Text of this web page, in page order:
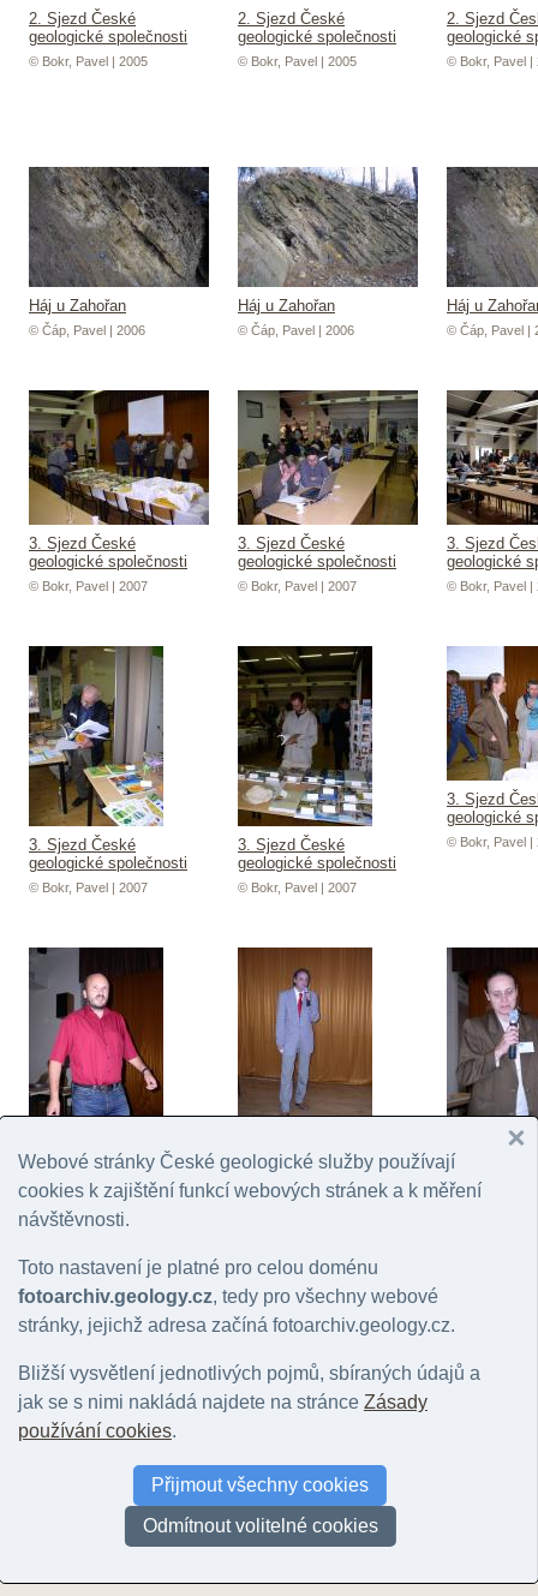
2. Sjezd České
geologické společnosti
© Bokr, Pavel | 2005
2. Sjezd České
geologické společnosti
© Bokr, Pavel | 2005
2. Sjezd
geologické
© Bokr, Pavel |
Háj u Zahořan
© Čáp, Pavel | 2006
Háj u Zahořan
© Čáp, Pavel | 2006
Háj u
© Čáp, Pavel |
3. Sjezd České
geologické společnosti
© Bokr, Pavel | 2007
3. Sjezd České
geologické společnosti
© Bokr, Pavel | 2007
3. Sjezd
geologické
© Bokr, Pavel |
3. Sjezd České
geologické společnosti
© Bokr, Pavel | 2007
3. Sjezd České
geologické společnosti
© Bokr, Pavel | 2007
3. Sjezd
geologické
© Bokr, Pavel |
geologické společnosti
© Bokr, Pavel | 2007
geologické společnosti
© Bokr, Pavel | 2007
3. Sjezd
© Bokr, Pavel |
3. Sjezd České
geologické společnosti
© Bokr, Pavel | 2007
3. Sjezd České
Webové stránky České geologické služby používají
cookies k zajištění funkcí webových stránek a k měření
návštěvnosti.
Toto nastavení je platné pro celou doménu
fotoarchiv.geology.cz, tedy pro všechny webové
stránky, jejichž adresa začíná fotoarchiv.geology.cz.
Bližší vysvětlení jednotlivých pojmů, sbíraných údajů a
jak se s nimi nakládá najdete na stránce Zásady
používání cookies.
Přijmout všechny cookies
Odmítnout volitelné cookies